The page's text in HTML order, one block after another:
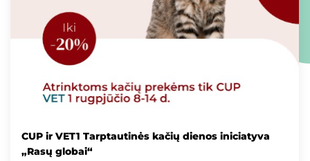
CUP ir VET1 Tarptautinės kačių dienos iniciatyva
„Rasų globai“